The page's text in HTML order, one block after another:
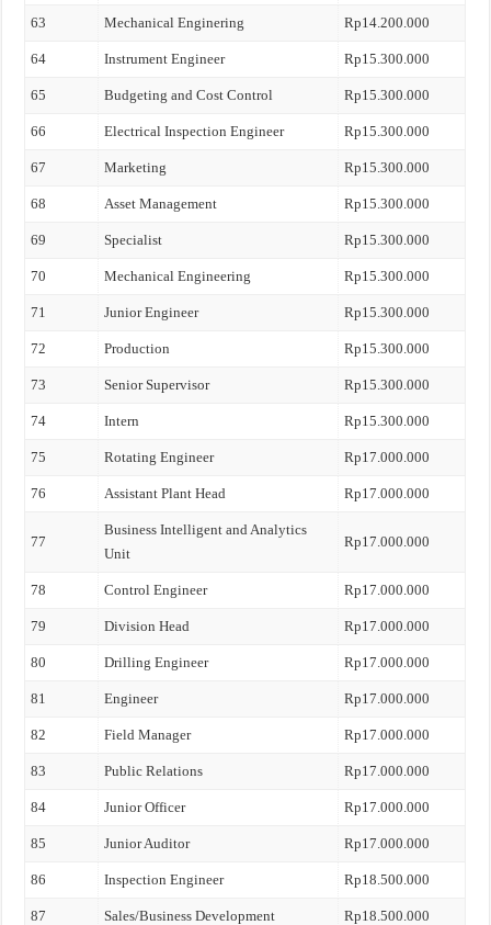
63 Mechanical Enginering Rp14.200.000
64 Instrument Engineer Rp15.300.000
65 Budgeting and Cost Control Rp15.300.000
66 Electrical Inspection Engineer Rp15.300.000
67 Marketing Rp15.300.000
68 Asset Management Rp15.300.000
69 Specialist Rp15.300.000
70 Mechanical Engineering Rp15.300.000
71 Junior Engineer Rp15.300.000
72 Production Rp15.300.000
73 Senior Supervisor Rp15.300.000
74 Intern Rp15.300.000
75 Rotating Engineer Rp17.000.000
76 Assistant Plant Head Rp17.000.000
77
Business Intelligent and Analytics
Unit
Rp17.000.000
78 Control Engineer Rp17.000.000
79 Division Head Rp17.000.000
80 Drilling Engineer Rp17.000.000
81 Engineer Rp17.000.000
82 Field Manager Rp17.000.000
83 Public Relations Rp17.000.000
84 Junior Officer Rp17.000.000
85 Junior Auditor Rp17.000.000
86 Inspection Engineer Rp18.500.000
87 Sales/Business Development Rp18.500.000